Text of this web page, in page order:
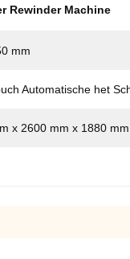
Rewinder Machine
mm
Automatische het
x 2600 mm x 1880 mm